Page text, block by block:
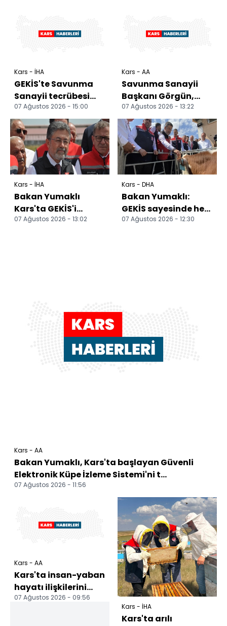
Kars - İHA
GEKİS'te Savunma
Sanayii tecrübesi
tarım ve
hayvancılığa
aktarıldı
07 Ağustos 2026 - 15:00
Kars - AA
Savunma Sanayii
Başkanı Görgün,
Kars'ta düzenlenen
GEKİS Tanıtım
Programı'n...
07 Ağustos 2026 - 13:22
Kars - İHA
Bakan Yumaklı
Kars'ta GEKİS'i
tanıttı: Büyükbaş
07 Ağustos 2026 - 13:02
Kars - DHA
Bakan Yumaklı:
GEKİS sayesinde her
hayvanın dijital bir
07 Ağustos 2026 - 12:30
Kars - AA
Bakan Yumaklı, Kars'ta başlayan Güvenli
Elektronik Küpe İzleme Sistemi'ni t...
07 Ağustos 2026 - 11:56
Kars - AA
Kars'ta insan-yaban
hayatı ilişkilerini
ortaya koyacak
07 Ağustos 2026 - 09:56
Kars - İHA
Kars'ta arılı